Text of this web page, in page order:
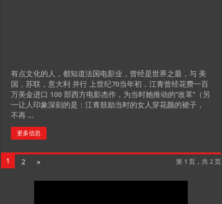
有点文化的人，都知道法国电影业，曾经是世界之最，与 美
国，苏联，意大利 并行 上世纪70当年初，江青曾经花费一百
万美金进口 100 部西方电影杰作，为当时她推动的“改革”（另
一让人印象深刻的是：江青鼓励当时的女人穿花颜的裙子，
不再 ...
更多信息
第 1 页，共 2 页
1 2 »